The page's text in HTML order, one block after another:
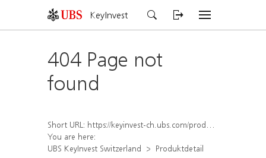
KeyInvest
404 Page not
found
Short URL: https://keyinvest-ch.ubs.com/produkt/detail/index/isin/CH1570512868
You are here:
UBS KeyInvest Switzerland
Produktdetail